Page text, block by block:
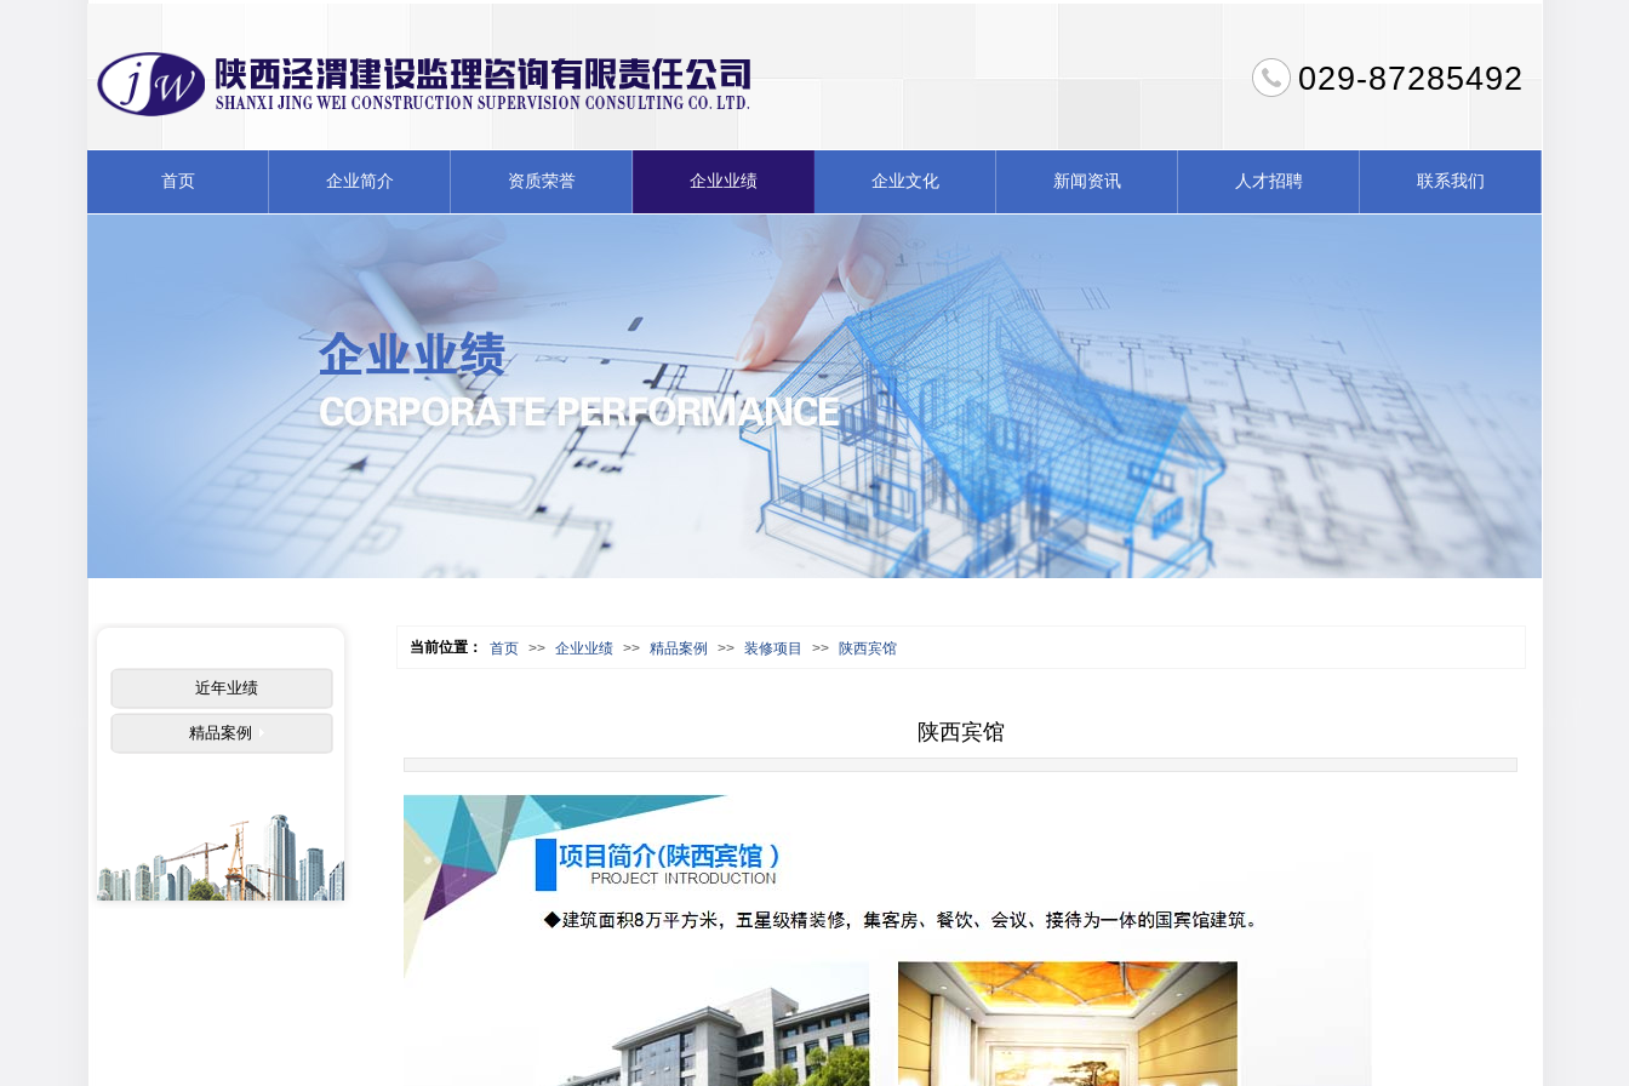
029-87285492
首页 企业简介 资质荣誉 企业业绩 企业文化 新闻资讯 人才招聘 联系我们
近年业绩
精品案例
当前位置： 首页 >> 企业业绩 >> 精品案例 >> 装修项目 >> 陕西宾馆
陕西宾馆